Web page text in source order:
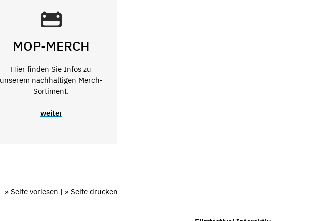
MOP-MERCH
Hier finden Sie Infos zu
unserem nachhaltigen Merch-
Sortiment.
weiter
» Seite vorlesen | » Seite drucken